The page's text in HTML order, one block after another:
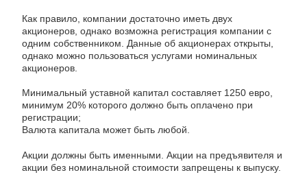
Как правило, компании достаточно иметь двух
акционеров, однако возможна регистрация компании с
одним собственником. Данные об акционерах открыты,
однако можно пользоваться услугами номинальных
акционеров.
Минимальный уставной капитал составляет 1250 евро,
минимум 20% которого должно быть оплачено при
регистрации;
Валюта капитала может быть любой.
Акции должны быть именными. Акции на предъявителя и
акции без номинальной стоимости запрещены к выпуску.